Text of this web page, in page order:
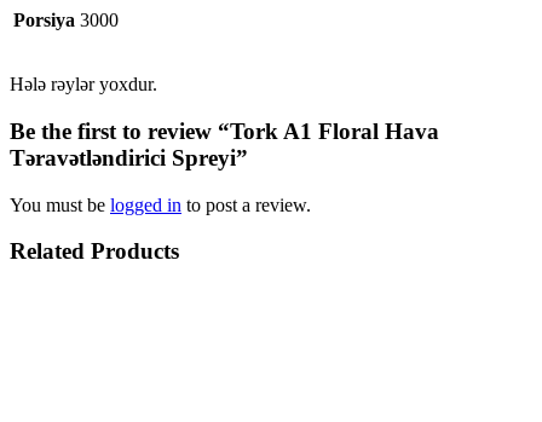
Porsiya 3000
Hələ rəylər yoxdur.
Be the first to review “Tork A1 Floral Hava
Təravətləndirici Spreyi”
You must be logged in to post a review.
Related Products